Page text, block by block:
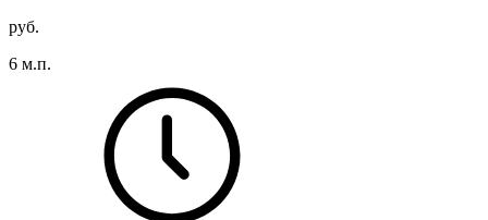
руб.
6 м.п.